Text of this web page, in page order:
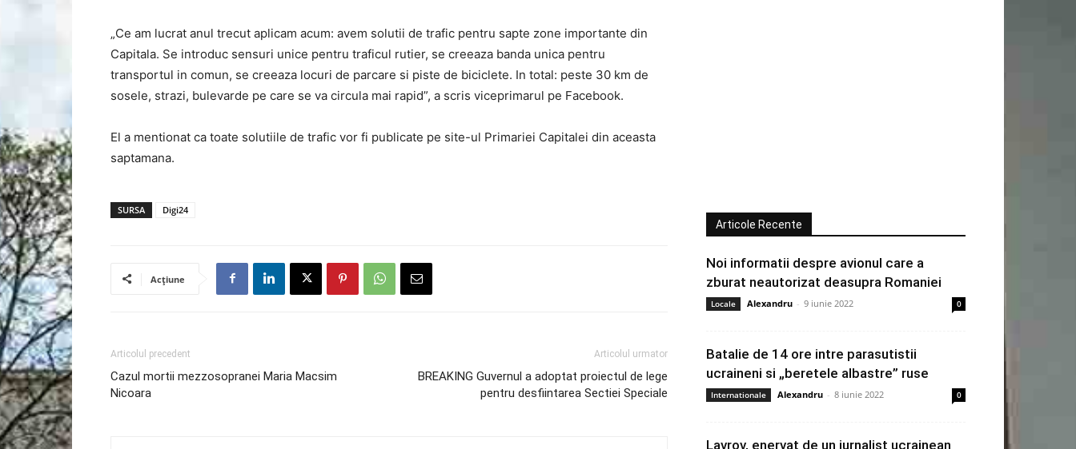
„Ce am lucrat anul trecut aplicam acum: avem solutii de trafic pentru sapte zone importante din
Capitala. Se introduc sensuri unice pentru traficul rutier, se creeaza banda unica pentru
transportul in comun, se creeaza locuri de parcare si piste de biciclete. In total: peste 30 km de
sosele, strazi, bulevarde pe care se va circula mai rapid”, a scris viceprimarul pe Facebook.
El a mentionat ca toate solutiile de trafic vor fi publicate pe site-ul Primariei Capitalei din aceasta
saptamana.
SURSA Digi24
Acțiune
Articolul precedent
Cazul mortii mezzosopranei Maria Macsim
Nicoara
Articolul urmator
BREAKING Guvernul a adoptat proiectul de lege
pentru desfiintarea Sectiei Speciale
Articole Recente
Noi informatii despre avionul care a
zburat neautorizat deasupra Romaniei
Locale Alexandru - 9 iunie 2022 0
Batalie de 14 ore intre parasutistii
ucraineni si „beretele albastre” ruse
Internationale Alexandru - 8 iunie 2022 0
Lavrov, enervat de un jurnalist ucrainean